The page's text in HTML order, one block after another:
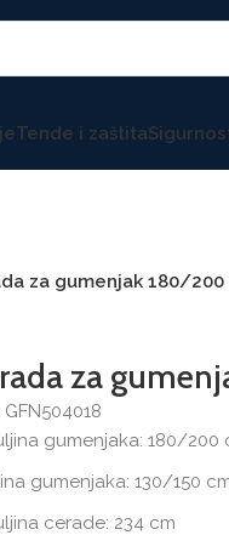
Tende i zaštita
za gumenjak 180/200
za
GFN504018
gumenjaka: 180/200
gumenjaka: 130/150
cerade: 234 cm